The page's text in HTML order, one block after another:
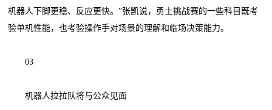
机器人下脚更稳、反应更快。”张凯说，勇士挑战赛的一些科目既考
验单机性能，也考验操作手对场景的理解和临场决策能力。
03
机器人拉拉队将与公众见面